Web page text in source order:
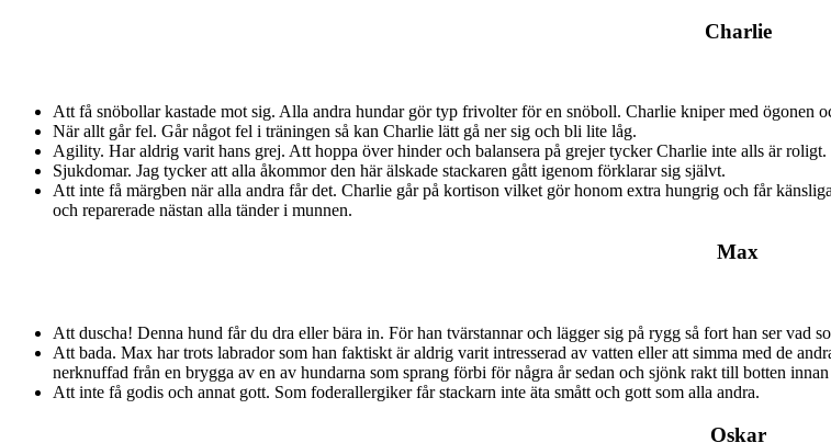
Charlie
Att få snöbollar kastade mot sig. Alla andra hundar gör typ frivolter för en snöboll. Charlie kniper med ögonen
När allt går fel. Går något fel i träningen så kan Charlie lätt gå ner sig och bli lite låg.
Agility. Har aldrig varit hans grej. Att hoppa över hinder och balansera på grejer tycker Charlie inte alls är roligt.
Sjukdomar. Jag tycker att alla åkommor den här älskade stackaren gått igenom förklarar sig självt.
Att inte få märgben när alla andra får det. Charlie går på kortison vilket gör honom extra hungrig och får
och reparerade nästan alla tänder i munnen.
Max
Att duscha! Denna hund får du dra eller bära in. För han tvärstannar och lägger sig på rygg så fort han ser
Att bada. Max har trots labrador som han faktiskt är aldrig varit intresserad av vatten eller att simma med de
nerknuffad från en brygga av en av hundarna som sprang förbi för några år sedan och sjönk rakt till botten
Att inte få godis och annat gott. Som foderallergiker får stackarn inte äta smått och gott som alla andra.
Oskar